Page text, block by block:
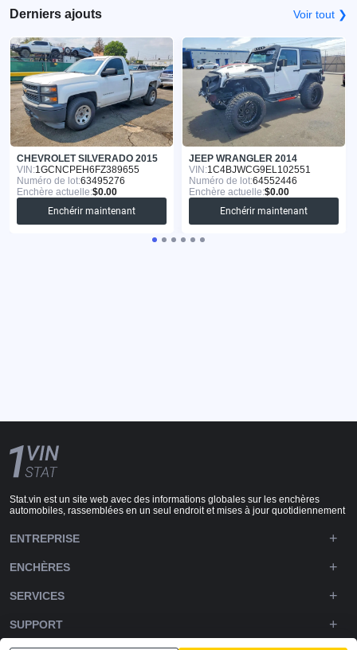
Derniers ajouts Voir tout ❯
CHEVROLET SILVERADO 2015
VIN:1GCNCPEH6FZ389655
Numéro de lot:63495276
Enchère actuelle:$0.00
Enchérir maintenant
JEEP WRANGLER 2014
VIN:1C4BJWCG9EL102551
Numéro de lot:64552446
Enchère actuelle:$0.00
Enchérir maintenant
Stat.vin est un site web avec des informations globales sur les enchères
automobiles, rassemblées en un seul endroit et mises à jour quotidiennement
ENTREPRISE
ENCHÈRES
SERVICES
SUPPORT